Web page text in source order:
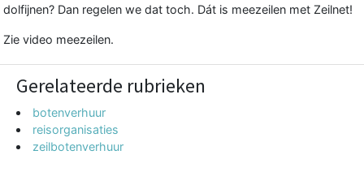
dolfijnen? Dan regelen we dat toch. Dát is meezeilen met Zeilnet!
Zie video meezeilen.
Gerelateerde rubrieken
botenverhuur
reisorganisaties
zeilbotenverhuur